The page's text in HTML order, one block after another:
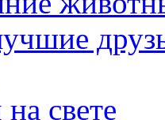
свете